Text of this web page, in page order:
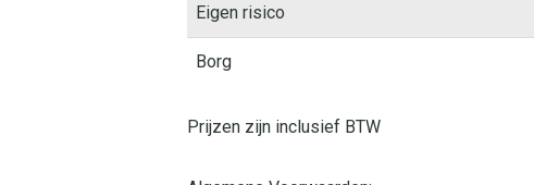
Eigen risico
Borg
Prijzen zijn inclusief BTW